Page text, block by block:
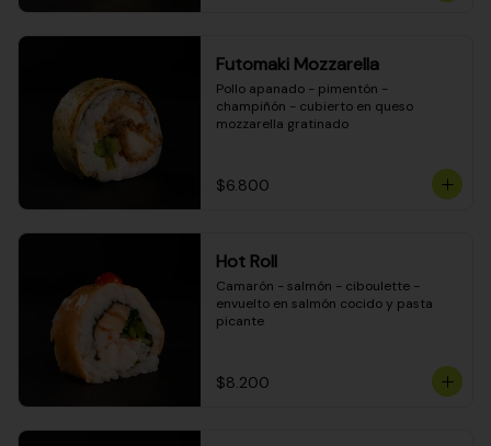
Futomaki Mozzarella
Pollo apanado - pimentón -
champiñón - cubierto en queso
mozzarella gratinado
$6.800
Hot Roll
Camarón - salmón - ciboulette -
envuelto en salmón cocido y pasta
picante
$8.200